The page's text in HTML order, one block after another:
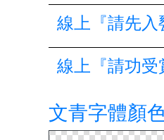
線上『請先入
線上『請功受
文青字體顏